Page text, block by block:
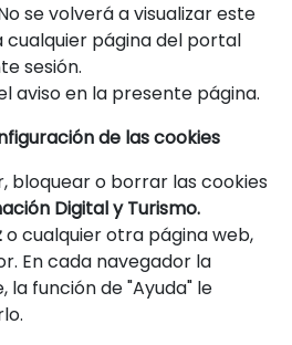
se volverá a visualizar este
cualquier página del portal
sesión.
aviso en la presente página.
de las cookies
bloquear o borrar las cookies
Digital y Turismo.
o cualquier otra página web,
En cada navegador la
función de "Ayuda" le